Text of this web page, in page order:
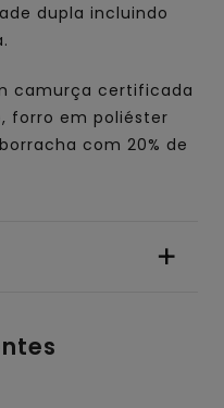
dupla incluindo
camurça certificada
forro em poliéster
com 20% de